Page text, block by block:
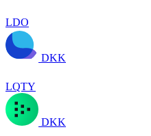
LDO
DKK
LQTY
DKK